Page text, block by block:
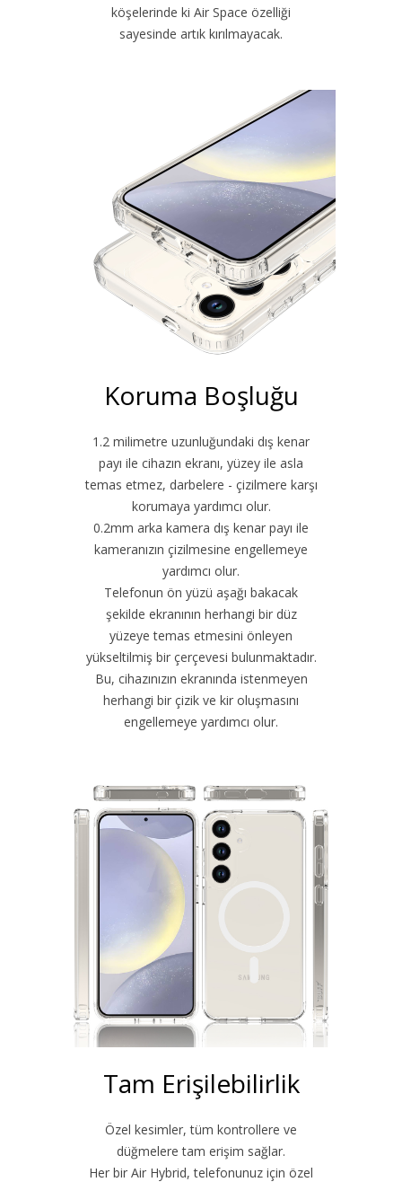
köşelerinde ki Air Space özelliği
sayesinde artık kırılmayacak.
Koruma Boşluğu
1.2 milimetre uzunluğundaki dış kenar
payı ile cihazın ekranı, yüzey ile asla
temas etmez, darbelere - çizilmere karşı
korumaya yardımcı olur.
0.2mm arka kamera dış kenar payı ile
kameranızın çizilmesine engellemeye
yardımcı olur.
Telefonun ön yüzü aşağı bakacak
şekilde ekranının herhangi bir düz
yüzeye temas etmesini önleyen
yükseltilmiş bir çerçevesi bulunmaktadır.
Bu, cihazınızın ekranında istenmeyen
herhangi bir çizik ve kir oluşmasını
engellemeye yardımcı olur.
Tam Erişilebilirlik
Özel kesimler, tüm kontrollere ve
düğmelere tam erişim sağlar.
Her bir Air Hybrid, telefonunuz için özel